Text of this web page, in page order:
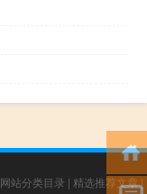
网站分类目录 | 精选推荐文章|